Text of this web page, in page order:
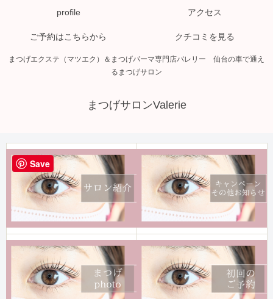
まつげエクステ（マツエク）＆まつげパーマ専門店バレリー 仙台の車で通え
るまつげサロン
まつげサロンValerie
profile アクセス
ご予約はこちらから クチコミを見る
Save